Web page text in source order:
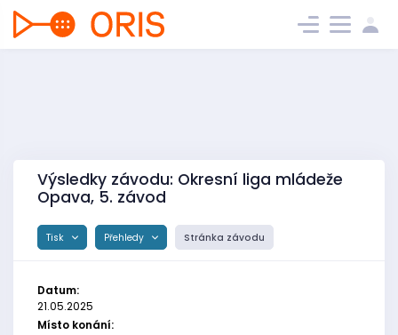
Výsledky závodu: Okresní liga mládeže
Opava, 5. závod
Tisk Přehledy Stránka závodu
Datum:
21.05.2025
Místo konání: